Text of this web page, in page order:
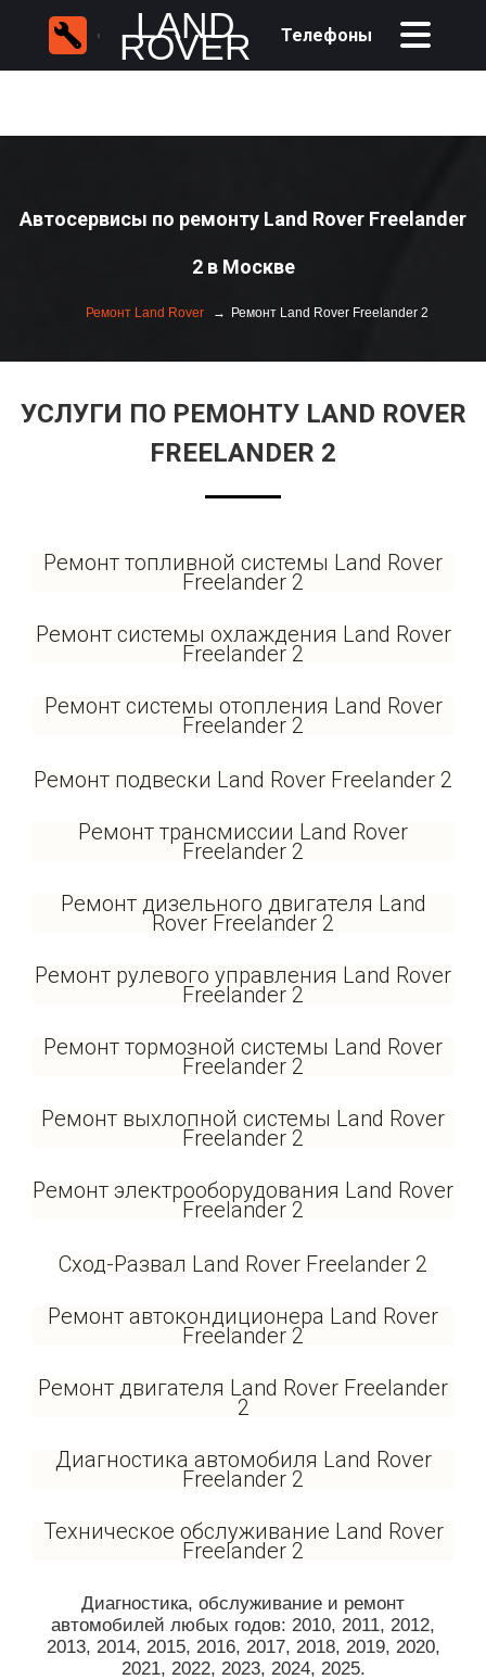
LAND
ROVER Телефоны
Автосервисы по ремонту Land Rover Freelander
2 в Москве
Ремонт Land Rover Ремонт Land Rover Freelander 2
УСЛУГИ ПО РЕМОНТУ LAND ROVER
FREELANDER 2
Ремонт топливной системы Land Rover
Freelander 2
Ремонт системы охлаждения Land Rover
Freelander 2
Ремонт системы отопления Land Rover
Freelander 2
Ремонт подвески Land Rover Freelander 2
Ремонт трансмиссии Land Rover
Freelander 2
Ремонт дизельного двигателя Land
Rover Freelander 2
Ремонт рулевого управления Land Rover
Freelander 2
Ремонт тормозной системы Land Rover
Freelander 2
Ремонт выхлопной системы Land Rover
Freelander 2
Ремонт электрооборудования Land Rover
Freelander 2
Сход-Развал Land Rover Freelander 2
Ремонт автокондиционера Land Rover
Freelander 2
Ремонт двигателя Land Rover Freelander
2
Диагностика автомобиля Land Rover
Freelander 2
Техническое обслуживание Land Rover
Freelander 2
Диагностика, обслуживание и ремонт
автомобилей любых годов: 2010, 2011, 2012,
2013, 2014, 2015, 2016, 2017, 2018, 2019, 2020,
2021, 2022, 2023, 2024, 2025.